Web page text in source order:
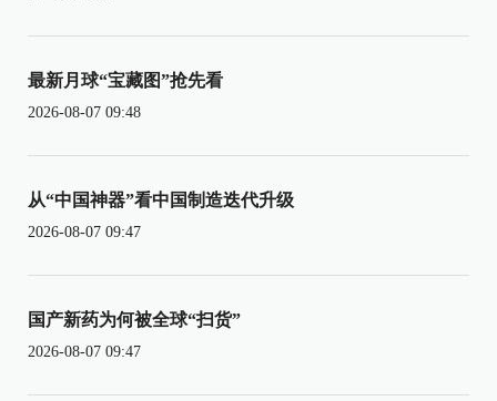
最新月球“宝藏图”抢先看
2026-08-07 09:48
从“中国神器”看中国制造迭代升级
2026-08-07 09:47
国产新药为何被全球“扫货”
2026-08-07 09:47